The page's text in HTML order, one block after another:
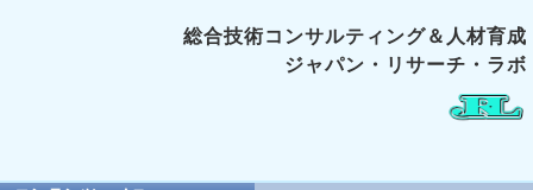
総合技術コンサルティング＆人材育成
ジャパン・リサーチ・ラボ